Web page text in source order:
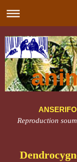
Reproduction